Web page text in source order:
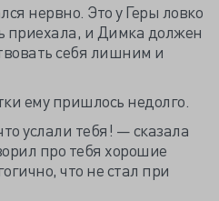
нервно. Это у Геры ловко
приехала, и Димка должен
себя лишним и
ему пришлось недолго.
услали тебя! — сказала
про тебя хорошие
что не стал при